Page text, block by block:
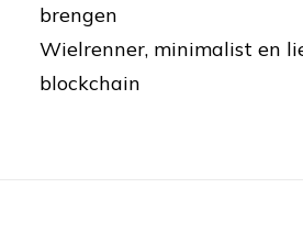
brengen
Wielrenner, minimalist en
blockchain